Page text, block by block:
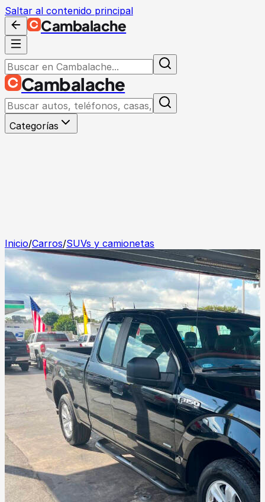
Saltar al contenido principal
Cambalache
Cambalache
Categorías
Inicio/Carros/SUVs y camionetas